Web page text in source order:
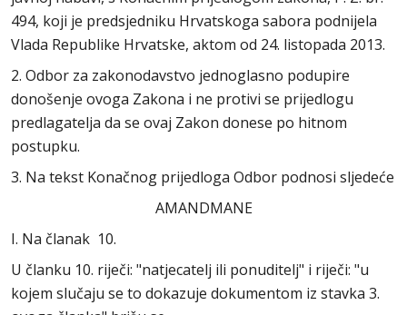
494, koji je predsjedniku Hrvatskoga sabora podnijela
Vlada Republike Hrvatske, aktom od 24. listopada 2013.
2. Odbor za zakonodavstvo jednoglasno podupire
donošenje ovoga Zakona i ne protivi se prijedlogu
predlagatelja da se ovaj Zakon donese po hitnom
postupku.
3. Na tekst Konačnog prijedloga Odbor podnosi sljedeće
AMANDMANE
I. Na članak 10.
U članku 10. riječi: "natjecatelj ili ponuditelj" i riječi: "u
kojem slučaju se to dokazuje dokumentom iz stavka 3.